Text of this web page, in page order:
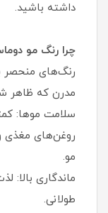
داشته باشید.
چرا رنگ مو
رنگ‌های منحصر
مدرن که ظاهر
سلامت موها:
روغن‌های مغذی
مو.
ماندگاری بالا:
طولانی.